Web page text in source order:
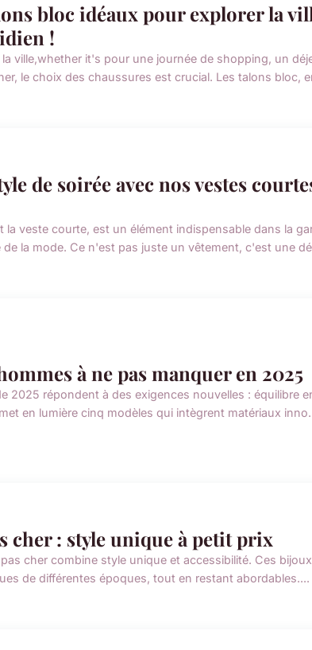
bloc idéaux pour explorer la
!
ville,whether it's pour une journée de shopping, un
le choix des chaussures est crucial. Les talons bloc,
de soirée avec nos vestes
la veste courte, est un élément indispensable dans la
la mode. Ce n'est pas juste un vêtement, c'est une
à ne pas manquer en 2025
2025 répondent à des exigences nouvelles : équilibre
en lumière cinq modèles qui intègrent matériaux
cher : style unique à petit prix
cher combine style unique et accessibilité. Ces
de différentes époques, tout en restant abordables....